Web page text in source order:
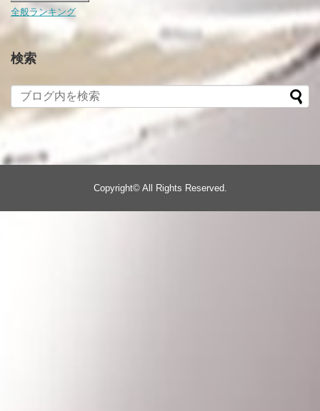
全般ランキング
検索
Copyright© All Rights Reserved.